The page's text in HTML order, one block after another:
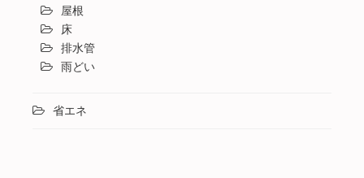
屋根
床
排水管
雨どい
省エネ